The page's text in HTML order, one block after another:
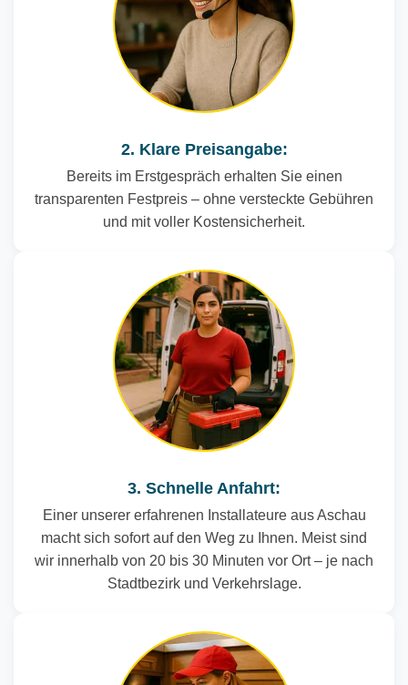
2. Klare Preisangabe:
Bereits im Erstgespräch erhalten Sie einen
transparenten Festpreis – ohne versteckte Gebühren
und mit voller Kostensicherheit.
3. Schnelle Anfahrt:
Einer unserer erfahrenen Installateure aus Aschau
macht sich sofort auf den Weg zu Ihnen. Meist sind
wir innerhalb von 20 bis 30 Minuten vor Ort – je nach
Stadtbezirk und Verkehrslage.